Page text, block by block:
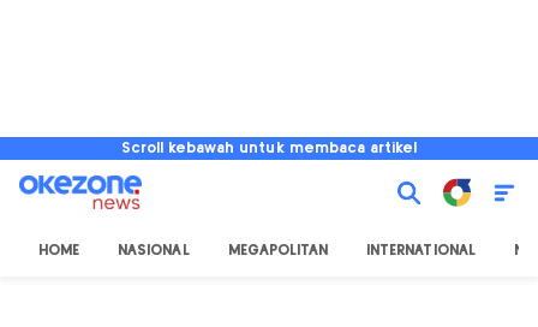
Scroll kebawah untuk membaca artikel
HOME NASIONAL MEGAPOLITAN INTERNATIONAL